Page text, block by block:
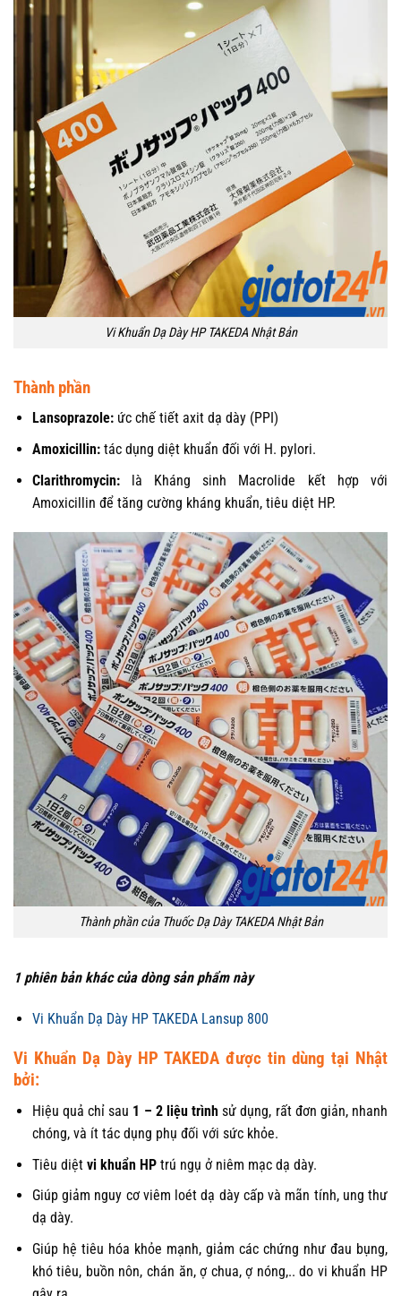
Vi Khuẩn Dạ Dày HP TAKEDA Nhật Bản
Thành phần
Lansoprazole:ức chế tiết axit dạ dày (PPI)
Amoxicillin:tác dụng diệt khuẩn đối với H. pylori.
Clarithromycin:là Kháng sinh Macrolide kết hợp với
Amoxicillin để tăng cường kháng khuẩn, tiêu diệt HP.
Thành phần của Thuốc Dạ Dày TAKEDA Nhật Bản
1 phiên bản khác của dòng sản phẩm này
Vi Khuẩn Dạ Dày HP TAKEDA Lansup 800
Vi Khuẩn Dạ Dày HP TAKEDA được tin dùng tại Nhật
bởi:
Hiệu quả chỉ sau 1 – 2 liệu trình sử dụng, rất đơn giản, nhanh
chóng, và ít tác dụng phụ đối với sức khỏe.
Tiêu diệtvi khuẩn HPtrú ngụ ở niêm mạc dạ dày.
Giúp giảm nguy cơ viêm loét dạ dày cấp và mãn tính, ung thư
dạ dày.
Giúp hệ tiêu hóa khỏe mạnh, giảm các chứng như đau bụng,
khó tiêu, buồn nôn, chán ăn, ợ chua, ợ nóng,.. do vi khuẩn HP